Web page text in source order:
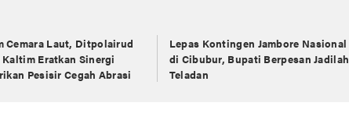
Cemara Laut, Ditpolairud
Kaltim Eratkan Sinergi
Pesisir Cegah Abrasi
Lepas Kontingen Jambore Nasional
di Cibubur, Bupati Berpesan Jadilah
Teladan